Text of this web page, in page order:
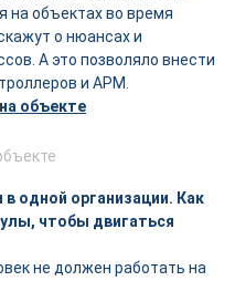
на объектах во время
о нюансах и
А это позволяло внести
и АРМ.
одной организации. Как
чтобы двигаться
не должен работать на